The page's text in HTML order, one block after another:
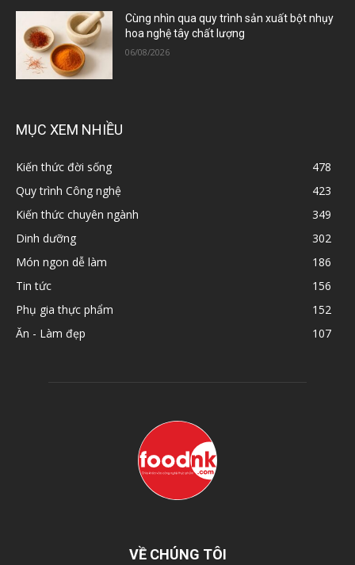
Cùng nhìn qua quy trình sản xuất bột nhụy
hoa nghệ tây chất lượng
06/08/2026
MỤC XEM NHIỀU
Kiến thức đời sống
478
Quy trình Công nghệ
423
Kiến thức chuyên ngành
349
Dinh dưỡng
302
Món ngon dễ làm
186
Tin tức
156
Phụ gia thực phẩm
152
Ăn - Làm đẹp
107
VỀ CHÚNG TÔI